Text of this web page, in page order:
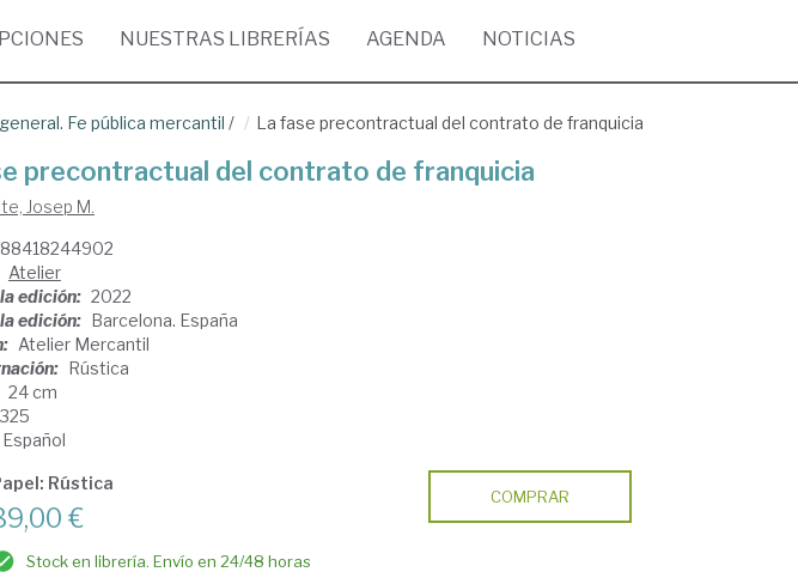
NUESTRAS LIBRERÍAS AGENDA NOTICIAS
Fe pública mercantil / La fase precontractual del contrato de franquicia
precontractual del contrato de franquicia
Josep M.
Atelier
edición: 2022
edición: Barcelona. España
Atelier Mercantil
Rústica
24 cm
325
Español
Rústica
€
Stock en librería. Envío en 24/48 horas
COMPRAR